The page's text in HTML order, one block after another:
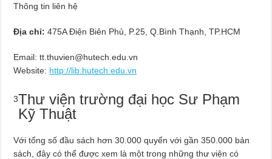
Thông tin liên hệ
Địa chỉ: 475A Điện Biên Phủ, P.25, Q.Bình Thạnh, TP.HCM
Email: tt.thuvien@hutech.edu.vn
Website: http://lib.hutech.edu.vn
3Thư viện trường đại học Sư Phạm
Kỹ Thuật
Với tổng số đầu sách hơn 30.000 quyển với gần 350.000 bản
sách, đây có thể được xem là một trong những thư viện có